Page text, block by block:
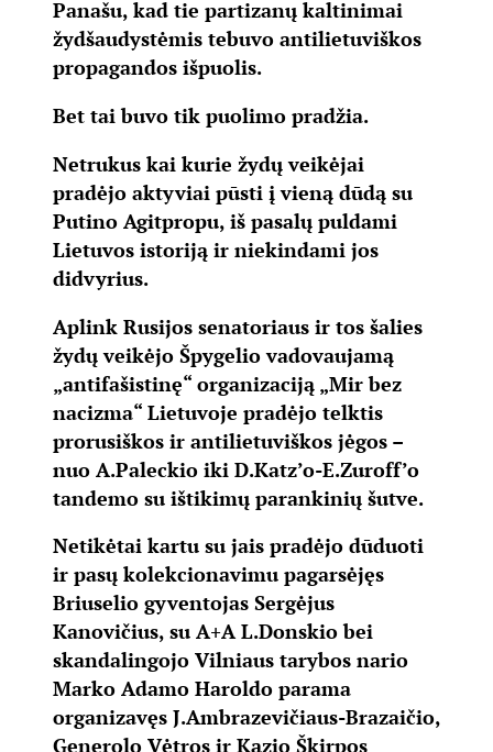
Panašu, kad tie partizanų kaltinimai
žydšaudystėmis tebuvo antilietuviškos
propagandos išpuolis.
Bet tai buvo tik puolimo pradžia.
Netrukus kai kurie žydų veikėjai
pradėjo aktyviai pūsti į vieną dūdą su
Putino Agitpropu, iš pasalų puldami
Lietuvos istoriją ir niekindami jos
didvyrius.
Aplink Rusijos senatoriaus ir tos šalies
žydų veikėjo Špygelio vadovaujamą
„antifašistinę“ organizaciją „Mir bez
nacizma“ Lietuvoje pradėjo telktis
prorusiškos ir antilietuviškos jėgos –
nuo A.Paleckio iki D.Katz’o-E.Zuroff’o
tandemo su ištikimų parankinių šutve.
Netikėtai kartu su jais pradėjo dūduoti
ir pasų kolekcionavimu pagarsėjęs
Briuselio gyventojas Sergėjus
Kanovičius, su A+A L.Donskio bei
skandalingojo Vilniaus tarybos nario
Marko Adamo Haroldo parama
organizavęs J.Ambrazevičiaus-Brazaičio,
Generolo Vėtros ir Kazio Škirpos